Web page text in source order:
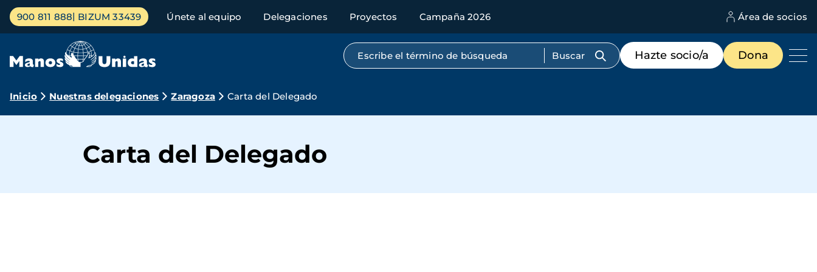
Pasar
contenido
Menú
principal
900 811 888 BIZUM 33439 Únete al equipo Delegaciones Proyectos Campaña 2026 Área de socios
Búsqueda por texto completo
Menú
de
destacados
Hazte socio/a Dona
Ruta
navegación
Inicio Nuestras delegaciones Zaragoza Carta del Delegado
Carta del Delegado